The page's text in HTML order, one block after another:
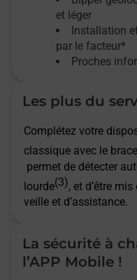
et léger
Installation
par le facteur*
Proches
Les plus du
Complétez votre
classique avec le
permet de détecter
lourde(3), et d’être
veille et d’assistance.
La sécurité à
l’APP Mobile !